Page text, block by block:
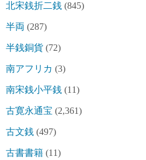
北宋銭折二銭 (845)
半両 (287)
半銭銅貨 (72)
南アフリカ (3)
南宋銭小平銭 (11)
古寛永通宝 (2,361)
古文銭 (497)
古書書籍 (11)